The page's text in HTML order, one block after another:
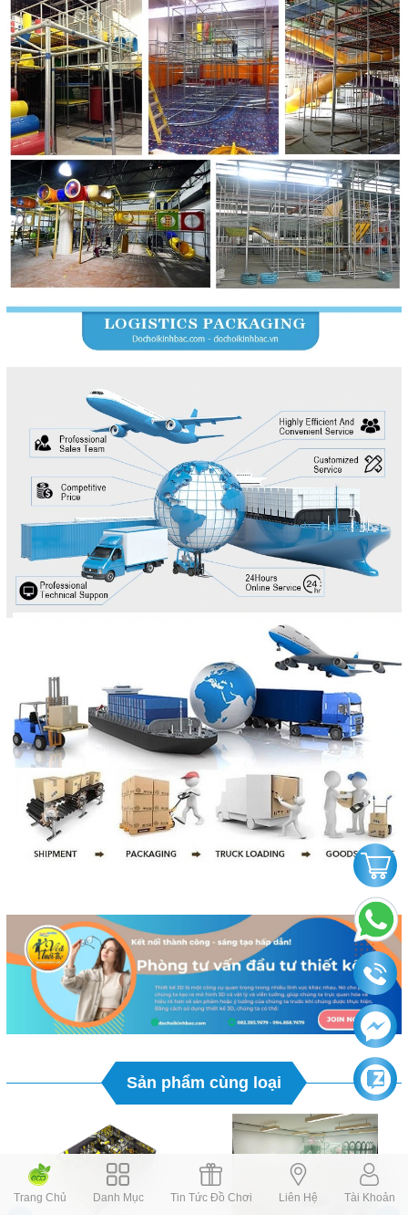
Sản phẩm cùng loại
Trang Chủ Danh Mục Tin Tức Đồ Chơi Liên Hệ Tài Khoản